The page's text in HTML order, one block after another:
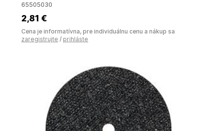
65505030
2,81 €
Cena je informatívna, pre individuálnu cenu a nákup sa
zaregistrujte / prihláste